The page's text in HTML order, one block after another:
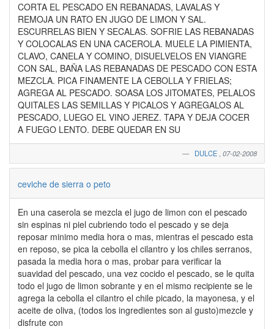
CORTA EL PESCADO EN REBANADAS, LAVALAS Y
REMOJA UN RATO EN JUGO DE LIMON Y SAL.
ESCURRELAS BIEN Y SECALAS. SOFRIE LAS REBANADAS
Y COLOCALAS EN UNA CACEROLA. MUELE LA PIMIENTA,
CLAVO, CANELA Y COMINO, DISUELVELOS EN VIANGRE
CON SAL, BAÑA LAS REBANADAS DE PESCADO CON ESTA
MEZCLA. PICA FINAMENTE LA CEBOLLA Y FRIELAS;
AGREGA AL PESCADO. SOASA LOS JITOMATES, PELALOS
QUITALES LAS SEMILLAS Y PICALOS Y AGREGALOS AL
PESCADO, LUEGO EL VINO JEREZ. TAPA Y DEJA COCER
A FUEGO LENTO. DEBE QUEDAR EN SU
DULCE 07-02-2008
ceviche de sierra o peto
En una caserola se mezcla el jugo de limon con el pescado
sin espinas ni piel cubriendo todo el pescado y se deja
reposar minimo media hora o mas, mientras el pescado esta
en reposo, se pica la cebolla el cilantro y los chiles serranos,
pasada la media hora o mas, probar para verificar la
suavidad del pescado, una vez cocido el pescado, se le quita
todo el jugo de limon sobrante y en el mismo recipiente se le
agrega la cebolla el cilantro el chile picado, la mayonesa, y el
aceite de oliva, (todos los ingredientes son al gusto)mezcle y
disfrute con